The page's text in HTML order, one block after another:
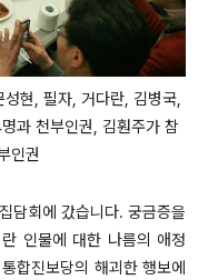
현, 필자, 거다란, 김병국,
과 천부인권, 김훤주가 참
인권
담회에 갔습니다. 궁금증을
인물에 대한 나름의 애정
합진보당의 해괴한 행보에